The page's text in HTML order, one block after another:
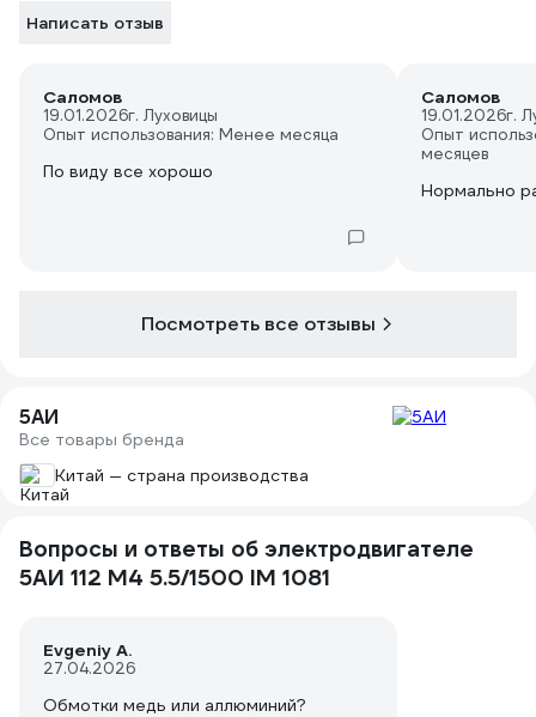
Написать отзыв
Саломов
19.01.2026г. Луховицы
Опыт использования: Менее месяца
По виду все хорошо
Саломов
19.01.2026г.
Опыт
месяцев
Нормально
Посмотреть все отзывы
5АИ
Все товары бренда
Китай — страна производства
Вопросы и ответы об электродвигателе
5АИ 112 М4 5.5/1500 IM 1081
Evgeniy A.
27.04.2026
Обмотки медь или аллюминий?